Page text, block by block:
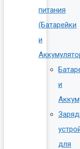
питания
(Батарейки
и
и
для